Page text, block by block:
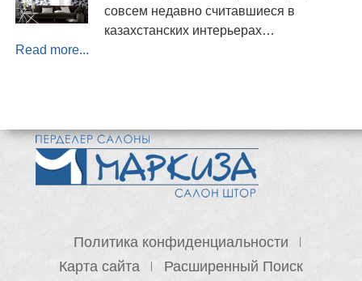
совсем недавно считавшиеся в
казахстанских интерьерах…
Read more...
Политика конфиденциальности
Карта сайта
Расширенный Поиск